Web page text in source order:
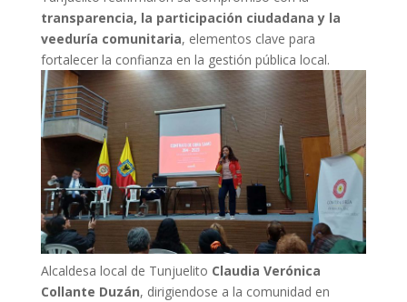
transparencia, la participación ciudadana y la
veeduría comunitaria, elementos clave para
fortalecer la confianza en la gestión pública local.
Alcaldesa local de Tunjuelito Claudia Verónica
Collante Duzán, dirigiendose a la comunidad en